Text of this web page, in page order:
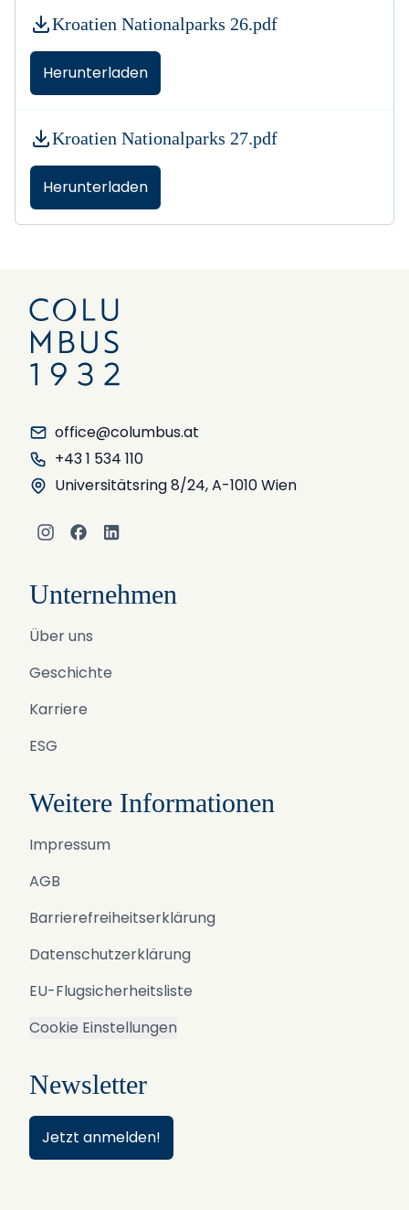
Kroatien Nationalparks 26.pdf
Herunterladen
Kroatien Nationalparks 27.pdf
Herunterladen
office@columbus.at
+43 1 534 110
Universitätsring 8/24, A-1010 Wien
Instagram
Facebook
LinkedIn
Unternehmen
Über uns
Geschichte
Karriere
ESG
Weitere Informationen
Impressum
AGB
Barrierefreiheitserklärung
Datenschutzerklärung
EU-Flugsicherheitsliste
Cookie Einstellungen
Newsletter
Jetzt anmelden!